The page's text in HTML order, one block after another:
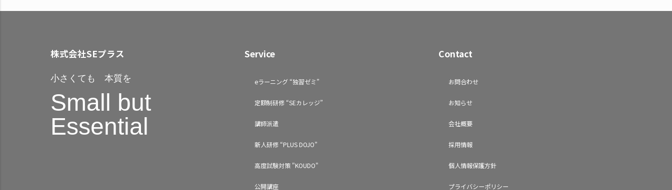
株式会社SEプラス
小さくても 本質を
Small but
Essential
Service
eラーニング “独習ゼミ”
定額制研修 “SEカレッジ”
講師派遣
新人研修 “PLUS DOJO”
高度試験対策 "KOUDO"
公開講座
Contact
お問合わせ
お知らせ
会社概要
採用情報
個人情報保護方針
プライバシーポリシー